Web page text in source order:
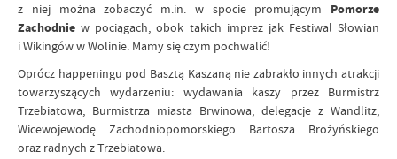
z niej można zobaczyć m.in. w spocie promującym Pomorze
Zachodnie w pociągach, obok takich imprez jak Festiwal Słowian
i Wikingów w Wolinie. Mamy się czym pochwalić!
Oprócz happeningu pod Basztą Kaszaną nie zabrakło innych atrakcji
towarzyszących wydarzeniu: wydawania kaszy przez Burmistrz
Trzebiatowa, Burmistrza miasta Brwinowa, delegacje z Wandlitz,
Wicewojewodę Zachodniopomorskiego Bartosza Brożyńskiego
oraz radnych z Trzebiatowa.